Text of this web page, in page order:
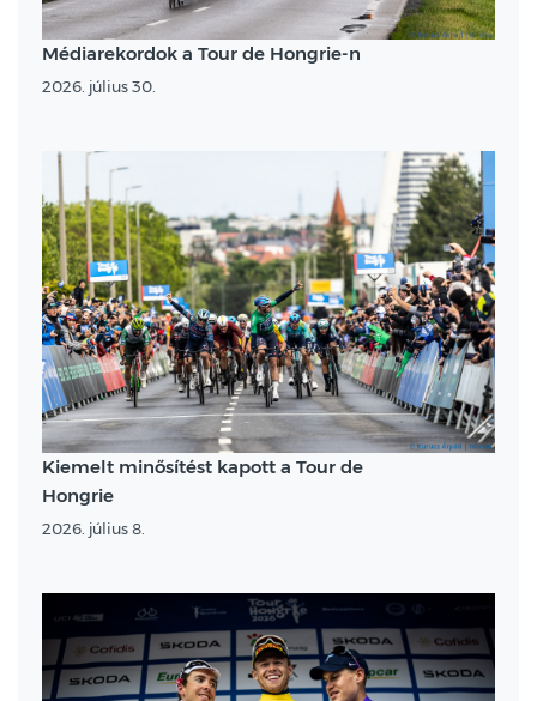
Médiarekordok a Tour de Hongrie-n
2026. július 30.
Kiemelt minősítést kapott a Tour de
Hongrie
2026. július 8.